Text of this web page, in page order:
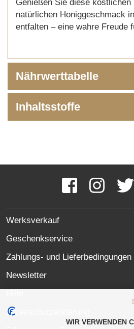
Genießen Sie diese köstlichen
natürlichen Honiggeschmack
entfalten – eine wahre Freude
Nährwerttabelle
Inhaltsstoffe
Facebook
SITE
LINKS
Werksverkauf
Geschenkservice
Zahlungs- und Lieferbedingungen
Newsletter
Datenschutzerklärung
WIR VERWENDEN